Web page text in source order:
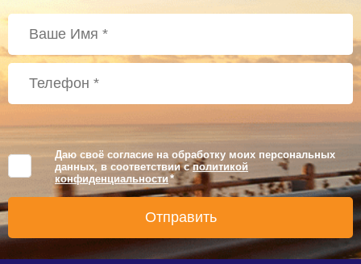
Даю своё согласие на обработку моих персональных
данных, в соответствии сполитикой
конфиденциальности *